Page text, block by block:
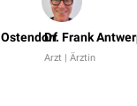
Dr. Frank
Arzt | Ärztin